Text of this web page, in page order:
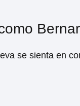
se sienta en